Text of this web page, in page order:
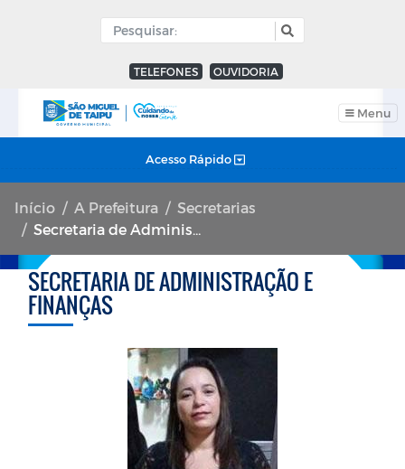
TELEFONES OUVIDORIA
Menu
Acesso Rápido
Início A Prefeitura
Secretarias
Secretaria de Administração e Finanças
SECRETARIA DE ADMINISTRAÇÃO E
FINANÇAS